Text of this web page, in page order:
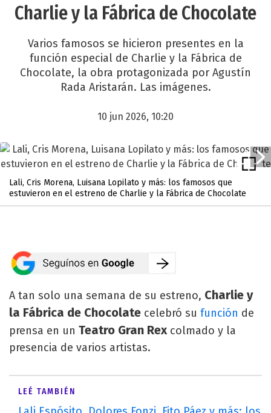
Charlie y la Fábrica de Chocolate
Varios famosos se hicieron presentes en la
función especial de Charlie y la Fábrica de
Chocolate, la obra protagonizada por Agustín
Rada Aristarán. Las imágenes.
10 jun 2026, 10:20
Lali, Cris Morena, Luisana Lopilato y más: los famosos que
estuvieron en el estreno de Charlie y la Fábrica de Chocolate
A tan solo una semana de su estreno, Charlie y
la Fábrica de Chocolate celebró su función de
prensa en un Teatro Gran Rexcolmado y la
presencia de varios artistas.
LEÉ TAMBIÉN